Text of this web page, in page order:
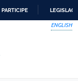
PARTICIPE
ENGLISH